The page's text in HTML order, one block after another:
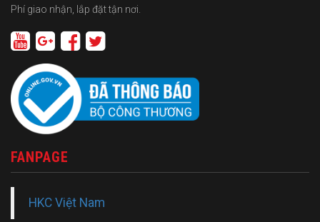
Phí giao nhận, lắp đặt tận nơi.
FANPAGE
HKC Việt Nam